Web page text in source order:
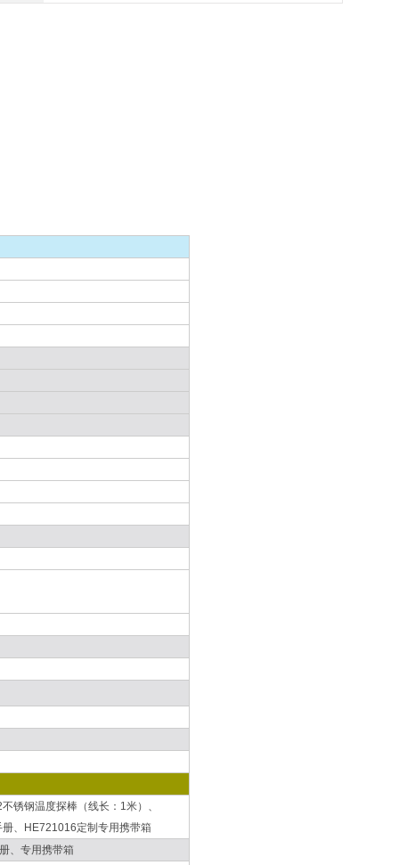
锈钢温度探棒（线长：1米）、
、HE721016定制专用携带箱
、专用携带箱